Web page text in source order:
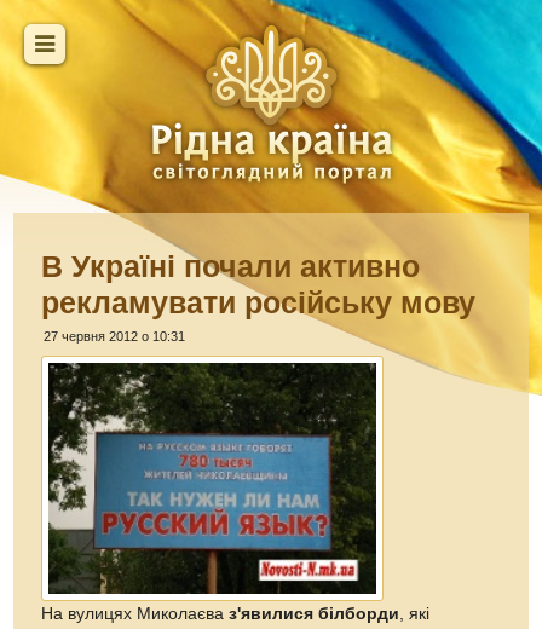
В Україні почали активно
рекламувати російську мову
27 червня 2012 о 10:31
На вулицях Миколаєваз'явилися білборди , які